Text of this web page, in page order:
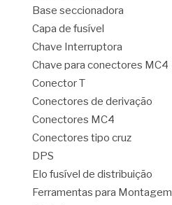
Base seccionadora
Capa de fusível
Chave Interruptora
Chave para conectores MC4
Conector T
Conectores de derivação
Conectores MC4
Conectores tipo cruz
DPS
Elo fusível de distribuição
Ferramentas para Montagem